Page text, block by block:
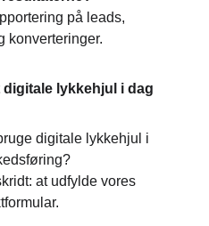
på leads,
konverteringer.
lykkehjul i dag
digitale lykkehjul i
at udfylde vores